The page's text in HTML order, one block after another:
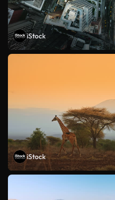
iStock
iStock